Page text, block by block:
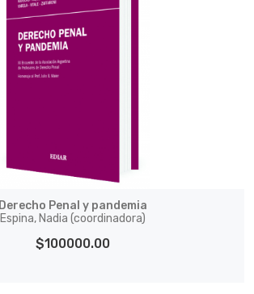
Derecho Penal y pandemia
Espina, Nadia (coordinadora)
$100000.00